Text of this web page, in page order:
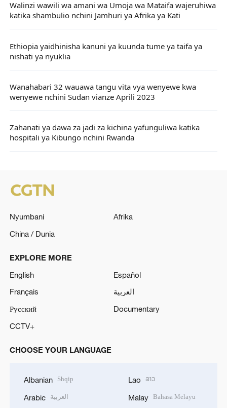
Walinzi wawili wa amani wa Umoja wa Mataifa wajeruhiwa
katika shambulio nchini Jamhuri ya Afrika ya Kati
Ethiopia yaidhinisha kanuni ya kuunda tume ya taifa ya
nishati ya nyuklia
Wanahabari 32 wauawa tangu vita vya wenyewe kwa
wenyewe nchini Sudan vianze Aprili 2023
Zahanati ya dawa za jadi za kichina yafunguliwa katika
hospitali ya Kibungo nchini Rwanda
Nyumbani
Afrika
China / Dunia
EXPLORE MORE
English
Español
Français
العربية
Русский
Documentary
CCTV+
CHOOSE YOUR LANGUAGE
Albanian Shqip
Arabic العربية
Lao ລາວ
Malay Bahasa Melayu